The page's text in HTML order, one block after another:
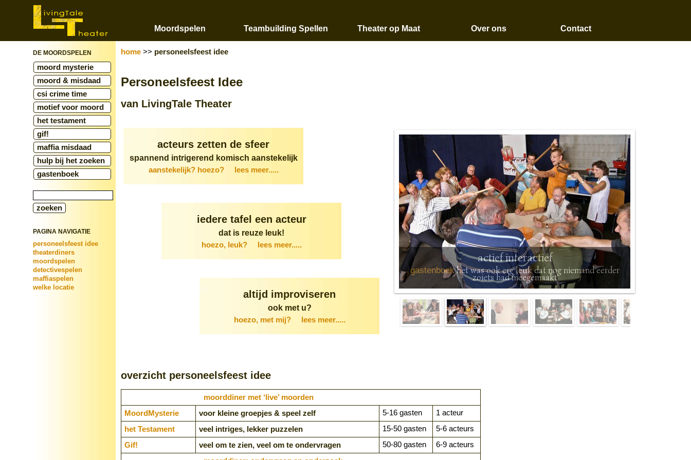
Moordspelen Teambuilding Spellen Theater op Maat Over ons Contact
DE MOORDSPELEN
moord mysterie
moord & misdaad
csi crime time
motief voor moord
het testament
gif!
maffia misdaad
hulp bij het zoeken
gastenboek
PAGINA NAVIGATIE
personeelsfeest idee
theaterdiners
moordspelen
detectivespelen
maffiaspelen
welke locatie
home >> personeelsfeest idee
Personeelsfeest Idee
van LivingTale Theater
actief interactief
gastenboekhet was ook erg leuk dat nog niemand eerder
zoiets had meegemaakt
acteurs zetten de sfeer
spannend intrigerend komisch aanstekelijk
aanstekelijk? hoezo? lees meer.....
iedere tafel een acteur
dat is reuze leuk!
hoezo, leuk? lees meer.....
altijd improviseren
ook met u?
hoezo, met mij? lees meer.....
overzicht personeelsfeest idee
moorddiner met ‘live’ moorden
Moord­Mysterie
voor kleine groepjes & speel zelf 5-16 gasten
1 acteur
het Testament
veel intriges, lekker puzzelen 15-50 gasten
5-6 acteurs
Gif!
veel om te zien, veel om te ondervragen 50-80 gasten
6-9 acteurs